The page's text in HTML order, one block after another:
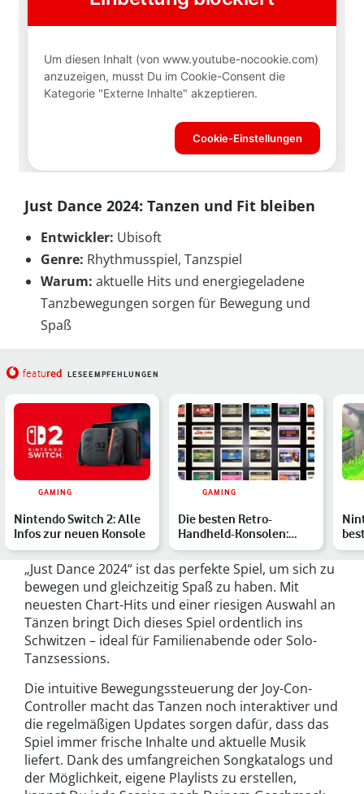
Just Dance 2024: Tanzen und Fit bleiben
Entwickler: Ubisoft
Genre: Rhythmusspiel, Tanzspiel
Warum: aktuelle Hits und energiegeladene
Tanzbewegungen sorgen für Bewegung und
Spaß
featured LESEEMPFEHLUNGEN
GAMING
Nintendo Switch 2: Alle
Infos zur neuen Konsole
GAMING
Die besten Retro-
Handheld-Konsolen:
Unsere Top 7
„Just Dance 2024“ ist das perfekte Spiel, um sich zu
bewegen und gleichzeitig Spaß zu haben. Mit
neuesten Chart-Hits und einer riesigen Auswahl an
Tänzen bringt Dich dieses Spiel ordentlich ins
Schwitzen – ideal für Familienabende oder Solo-
Tanzsessions.
Die intuitive Bewegungssteuerung der Joy-Con-
Controller macht das Tanzen noch interaktiver und
die regelmäßigen Updates sorgen dafür, dass das
Spiel immer frische Inhalte und aktuelle Musik
liefert. Dank des umfangreichen Songkatalogs und
der Möglichkeit, eigene Playlists zu erstellen,